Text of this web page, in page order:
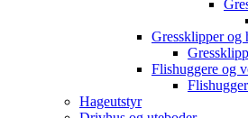
Gressklipper og
Flishuggere og
Hageutstyr